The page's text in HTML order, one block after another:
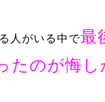
人がいる中で最
たのが悔し